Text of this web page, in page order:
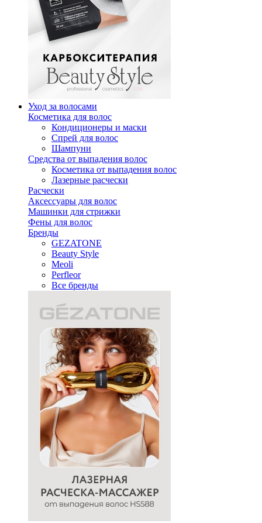
Уход за волосами
Косметика для волос
Кондиционеры и маски
Спрей для волос
Шампуни
Средства от выпадения волос
Косметика от выпадения волос
Лазерные расчески
Расчески
Аксессуары для волос
Машинки для стрижки
Фены для волос
Бренды
GEZATONE
Beauty Style
Meoli
Perfleor
Все бренды